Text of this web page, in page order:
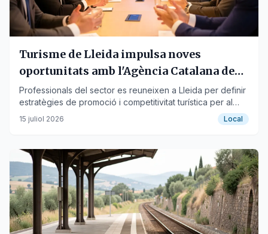
Turisme de Lleida impulsa noves
oportunitats amb l'Agència Catalana de
Turisme
Professionals del sector es reuneixen a Lleida per definir
estratègies de promoció i competitivitat turística per al
Pirineu i les Terres de Lleida.
15 juliol 2026 Local